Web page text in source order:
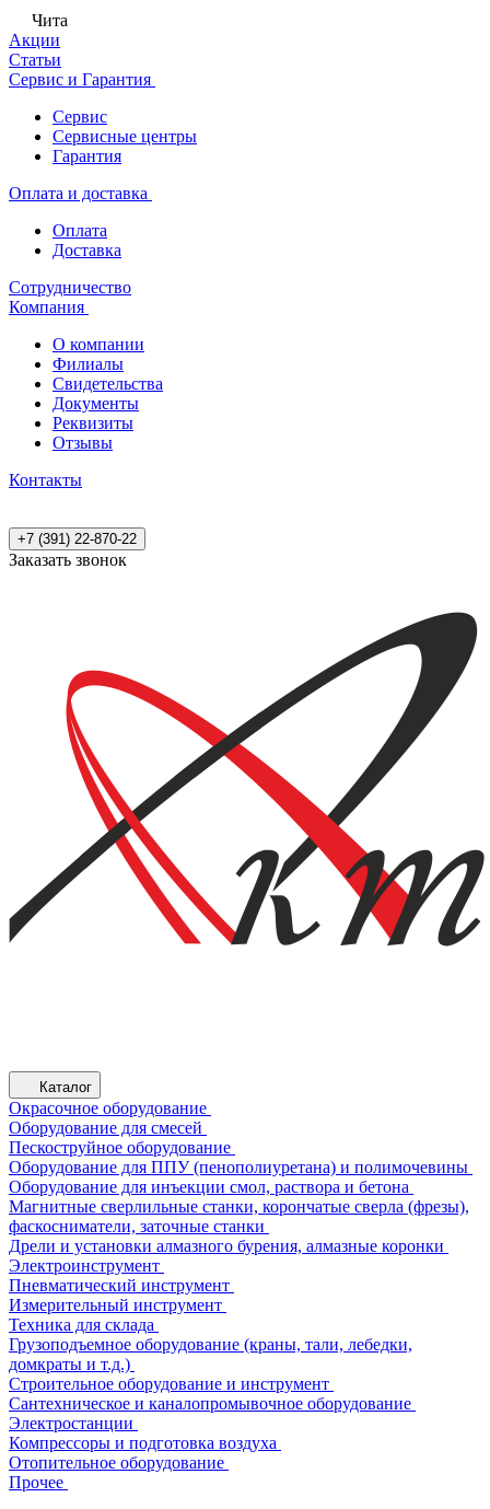
Чита
Акции
Статьи
Сервис и Гарантия
Сервис
Сервисные центры
Гарантия
Оплата и доставка
Оплата
Доставка
Сотрудничество
Компания
О компании
Филиалы
Свидетельства
Документы
Реквизиты
Отзывы
Контакты
+7 (391) 22-870-22
Заказать звонок
Каталог
Окрасочное оборудование
Оборудование для смесей
Пескоструйное оборудование
Оборудование для ППУ (пенополиуретана) и полимочевины
Оборудование для инъекции смол, раствора и бетона
Магнитные сверлильные станки, корончатые сверла (фрезы),
фаскосниматели, заточные станки
Дрели и установки алмазного бурения, алмазные коронки
Электроинструмент
Пневматический инструмент
Измерительный инструмент
Техника для склада
Грузоподъемное оборудование (краны, тали, лебедки,
домкраты и т.д.)
Строительное оборудование и инструмент
Сантехническое и каналопромывочное оборудование
Электростанции
Компрессоры и подготовка воздуха
Отопительное оборудование
Прочее